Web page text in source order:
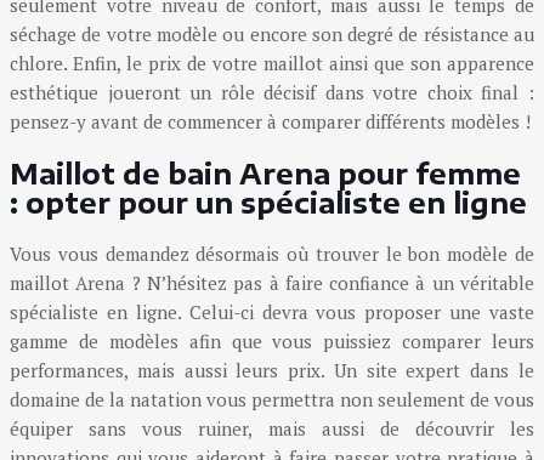
séchage de votre modèle ou encore son degré de résistance au
chlore. Enfin, le prix de votre maillot ainsi que son apparence
esthétique joueront un rôle décisif dans votre choix final :
pensez-y avant de commencer à comparer différents modèles !
Maillot de bain Arena pour femme
: opter pour un spécialiste en ligne
Vous vous demandez désormais où trouver le bon modèle de
maillot Arena ? N’hésitez pas à faire confiance à un véritable
spécialiste en ligne. Celui-ci devra vous proposer une vaste
gamme de modèles afin que vous puissiez comparer leurs
performances, mais aussi leurs prix. Un site expert dans le
domaine de la natation vous permettra non seulement de vous
équiper sans vous ruiner, mais aussi de découvrir les